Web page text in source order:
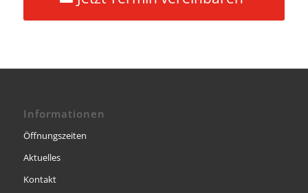
Informationen
Öffnungszeiten
Aktuelles
Kontakt